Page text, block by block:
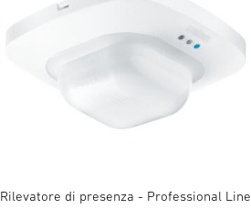
Rilevatore di presenza - Professional Line